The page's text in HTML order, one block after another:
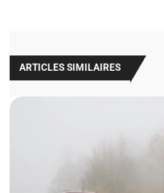
ARTICLES SIMILAIRES